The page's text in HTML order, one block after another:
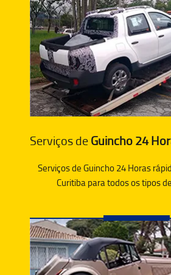
Serviços deGuincho 24
Serviços de Guincho 24 Horas
Curitiba para todos os tipos